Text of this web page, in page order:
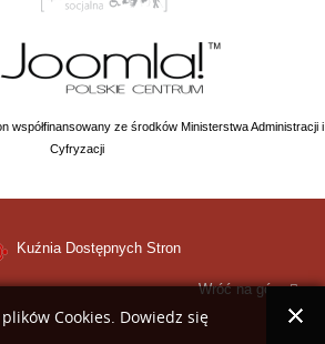
współfinansowany ze środków Ministerstwa Administracji i
Cyfryzacji
Kuźnia Dostępnych Stron
Wróć na górę
Cookies. Dowiedz się